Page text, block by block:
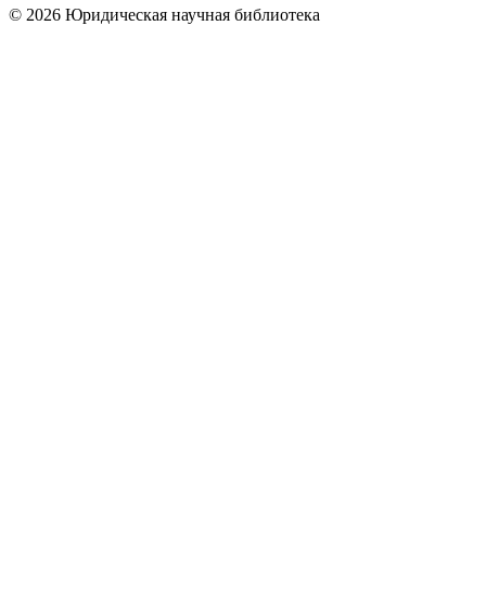
© 2026 Юридическая научная библиотека